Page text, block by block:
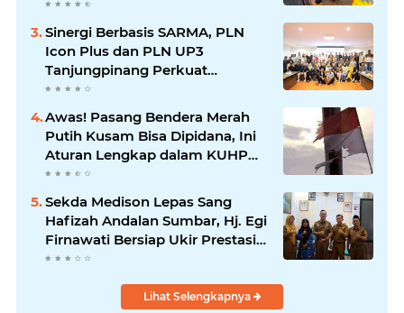
Desak Percepatan Proyek
Pengendalian Bencana
Sinergi Berbasis SARMA, PLN
Icon Plus dan PLN UP3
Tanjungpinang Perkuat
Kolaborasi Strategis
Awas! Pasang Bendera Merah
Putih Kusam Bisa Dipidana, Ini
Aturan Lengkap dalam KUHP
Baru
Sekda Medison Lepas Sang
Hafizah Andalan Sumbar, Hj. Egi
Firnawati Bersiap Ukir Prestasi
di MTQ KORPRI Nasional 2026
Lihat Selengkapnya